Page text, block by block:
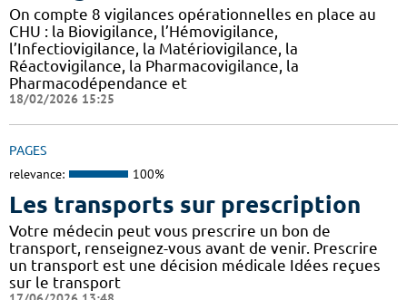
On compte 8 vigilances opérationnelles en place au
CHU : la Biovigilance, l’Hémovigilance,
l’Infectiovigilance, la Matériovigilance, la
Réactovigilance, la Pharmacovigilance, la
Pharmacodépendance et
18/02/2026 15:25
PAGES
relevance: 100%
Les transports sur prescription
Votre médecin peut vous prescrire un bon de
transport, renseignez-vous avant de venir. Prescrire
un transport est une décision médicale Idées reçues
sur le transport